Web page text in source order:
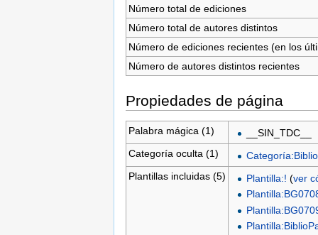
Número total de ediciones
Número total de autores distintos
Número de ediciones recientes (en los
Número de autores distintos recientes
Propiedades de página
Palabra mágica (1)
__SIN_TDC__
Categoría oculta (1)
Plantillas incluidas (5)
Plantilla:! (ver